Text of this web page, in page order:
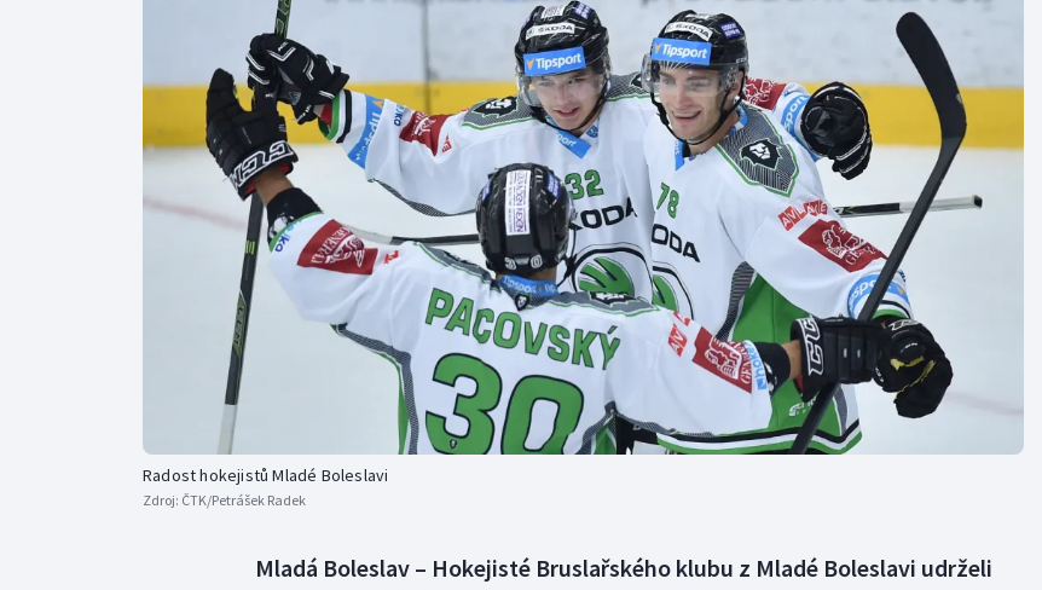
Curling
Dostihy
Florbal
Futsal
Golf
Gymnastika
Moderní pětiboj
Motorsport
Olympijské hry
Parasport
Plavání
Plážový volejbal
Triatlon
Veslování
Vodní slalom
Volejbal
Ostatní
Radost hokejistů Mladé Boleslavi
Zdroj: ČTK/Petrášek Radek
Mladá Boleslav – Hokejisté Bruslařského klubu z Mladé Boleslavi udrželi